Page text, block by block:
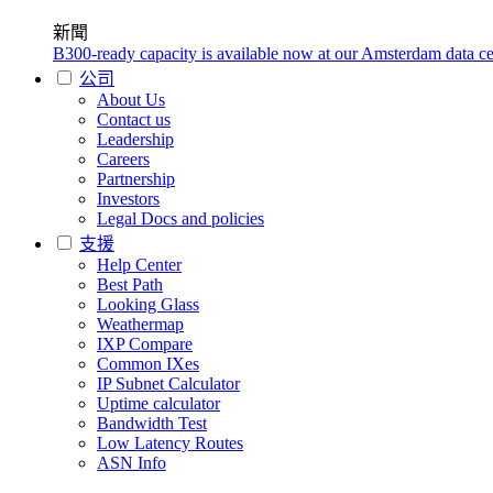
新聞
B300-ready capacity is available now at our Amsterdam data
公司
About Us
Contact us
Leadership
Careers
Partnership
Investors
Legal Docs and policies
支援
Help Center
Best Path
Looking Glass
Weathermap
IXP Compare
Common IXes
IP Subnet Calculator
Uptime calculator
Bandwidth Test
Low Latency Routes
ASN Info